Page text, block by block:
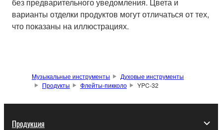
варианты отделки продуктов могут отличаться от тех,
что показаны на иллюстрациях.
Музыкальные инструменты
Духовые инструменты
Продукты
Флейты-пикколо YPC-32
Продукция